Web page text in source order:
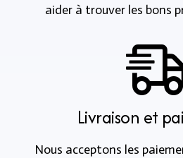
aider à trouver les bons
Livraison et
Nous acceptons les